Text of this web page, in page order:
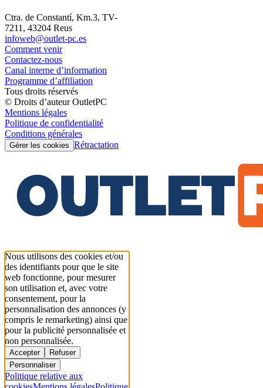
Ctra. de Constantí, Km.3, TV-
7211, 43204 Reus
infoweb@outlet-pc.es
Comment venir
Contactez-nous
Canal interne d’information
Programme d’affiliation
Tous droits réservés
© Droits d’auteur OutletPC
Mentions légales
Politique de confidentialité
Conditions générales
Gérer les cookies Rétractation
Nous utilisons des cookies et/ou
des identifiants pour que le site
web fonctionne, pour mesurer
son utilisation et, avec votre
consentement, pour la
personnalisation des annonces (y
compris le remarketing) ainsi que
pour la publicité personnalisée et
non personnalisée.
Accepter
Refuser
Personnaliser
Politique relative aux